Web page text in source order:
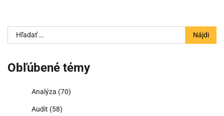
Hľadať:
Obľúbené témy
Analýza (70)
Audit (58)